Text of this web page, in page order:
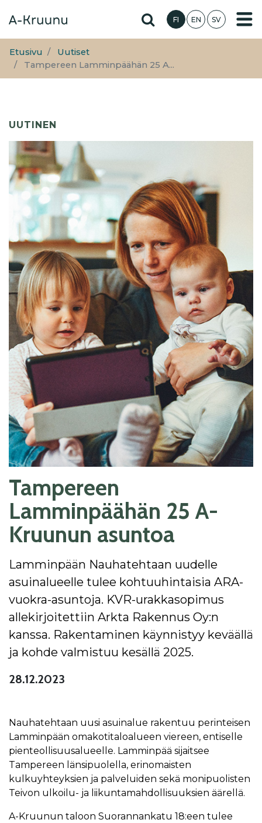
pääsisältöön
Hae sivustolta
FI EN SV
Etusivu
Uutiset
Tampereen Lamminpäähän 25 A...
UUTINEN
Tampereen
Lamminpäähän 25 A-
Kruunun asuntoa
Lamminpään Nauhatehtaan uudelle
asuinalueelle tulee kohtuuhintaisia ARA-
vuokra-asuntoja. KVR-urakkasopimus
allekirjoitettiin Arkta Rakennus Oy:n
kanssa. Rakentaminen käynnistyy keväällä
ja kohde valmistuu kesällä 2025.
28.12.2023
Nauhatehtaan uusi asuinalue rakentuu perinteisen
Lamminpään omakotitaloalueen viereen, entiselle
pienteollisuusalueelle. Lamminpää sijaitsee
Tampereen länsipuolella, erinomaisten
kulkuyhteyksien ja palveluiden sekä monipuolisten
Teivon ulkoilu- ja liikuntamahdollisuuksien äärellä.
A-Kruunun taloon Suorannankatu 18:een tulee